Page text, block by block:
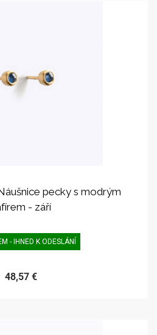
pecky s modrým
- září
- IHNED K ODESLÁNÍ
48,57 €